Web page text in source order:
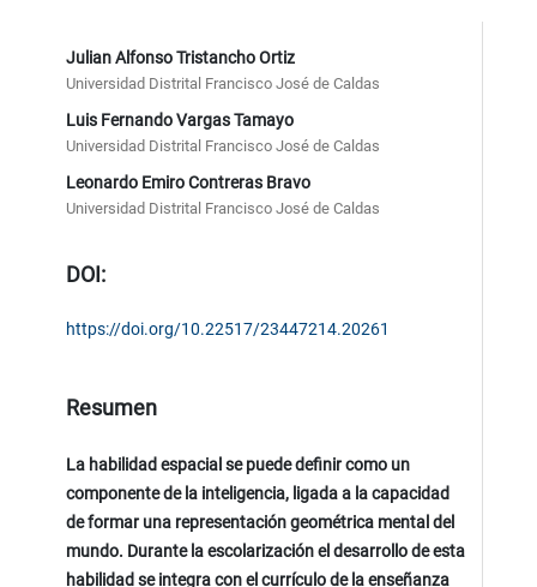
Julian Alfonso Tristancho Ortiz
Universidad Distrital Francisco José de Caldas
Luis Fernando Vargas Tamayo
Universidad Distrital Francisco José de Caldas
Leonardo Emiro Contreras Bravo
Universidad Distrital Francisco José de Caldas
DOI:
https://doi.org/10.22517/23447214.20261
Resumen
La habilidad espacial se puede definir como un
componente de la inteligencia, ligada a la capacidad
de formar una representación geométrica mental del
mundo. Durante la escolarización el desarrollo de esta
habilidad se integra con el currículo de la enseñanza